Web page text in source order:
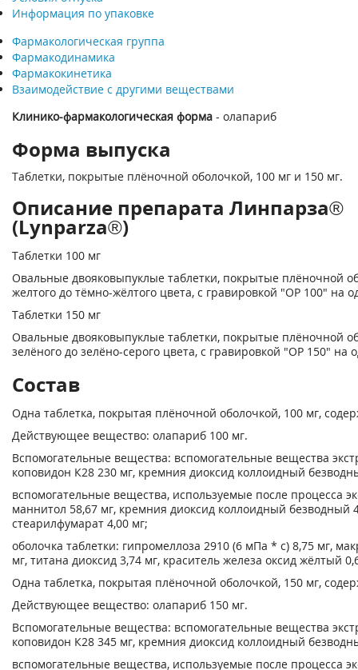
Информация по упаковке
Фармакологическая группа
Фармакодинамика
Фармакокинетика
Взаимодействие с другими веществами
Клинико-фармакологическая форма - олапариб
Форма выпуска
Таблетки, покрытые плёночной оболочкой, 100 мг и 150 мг.
Описание препарата Линпарза®
(Lynparza®)
Таблетки 100 мг
Овальные двояковыпуклые таблетки, покрытые плёночной
желтого до тёмно-жёлтого цвета, с гравировкой "ОР 100" на
Таблетки 150 мг
Овальные двояковыпуклые таблетки, покрытые плёночной
зелёного до зелёно-серого цвета, с гравировкой "ОР 150" на
Состав
Одна таблетка, покрытая плёночной оболочкой, 100 мг,
Действующее вещество: олапариб 100 мг.
Вспомогательные вещества: вспомогательные вещества
коповидон К28 230 мг, кремния диоксид коллоидный
вспомогательные вещества, используемые после процесса
маннитол 58,67 мг, кремния диоксид коллоидный безводный
стеарилфумарат 4,00 мг;
оболочка таблетки: гипромеллоза 2910 (6 мПа * с) 8,75 мг,
мг, титана диоксид 3,74 мг, краситель железа оксид жёлтый
Одна таблетка, покрытая плёночной оболочкой, 150 мг,
Действующее вещество: олапариб 150 мг.
Вспомогательные вещества: вспомогательные вещества
коповидон К28 345 мг, кремния диоксид коллоидный
вспомогательные вещества, используемые после процесса